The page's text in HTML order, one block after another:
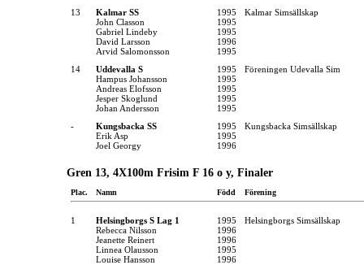
13
Kalmar SS 1995
Kalmar Simsällskap
John Classon
1995
Gabriel Lindeby
1995
David Larsson
1996
Arvid Salomonsson
1995
14
Uddevalla S 1995
Föreningen Udevalla Sim
Hampus Johansson
1995
Andreas Elofsson
1995
Jesper Skoglund
1995
Johan Andersson
1995
-
Kungsbacka SS 1995
Kungsbacka Simsällskap
Erik Asp
1995
Joel Georgy
1996
Gren 13, 4X100m Frisim F 16 o y, Finaler
Plac. Namn Född Förening
1 Helsingborgs S Lag 1 1995
Helsingborgs Simsällskap
Rebecca Nilsson
1996
Jeanette Reinert
1996
Linnea Olausson
1995
Louise Hansson
1996